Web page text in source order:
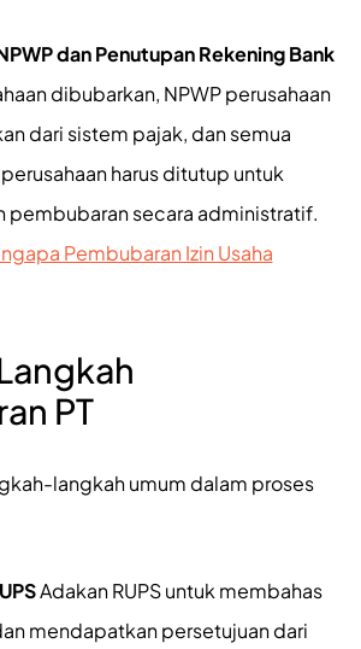
dan Penutupan Rekening Bank
dibubarkan, NPWP perusahaan
dari sistem pajak, dan semua
harus ditutup untuk
pembubaran secara administratif.
Pembubaran Izin Usaha
PT
langkah umum dalam proses
Adakan RUPS untuk membahas
mendapatkan persetujuan dari